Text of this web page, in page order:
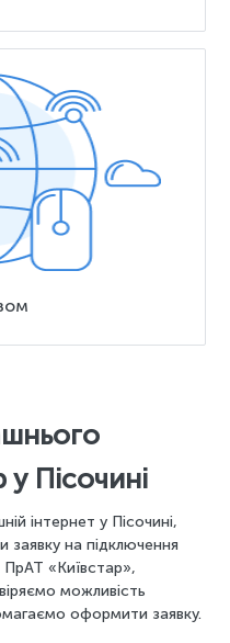
у Пісочині
інтернет у Пісочині,
на підключення
«Київстар»,
можливість
оформити заявку.